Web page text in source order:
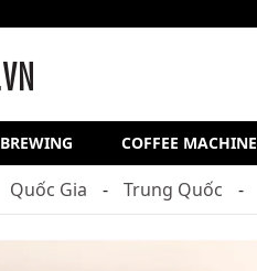
COFFEE MACHINE
Quốc Gia Trung Quốc